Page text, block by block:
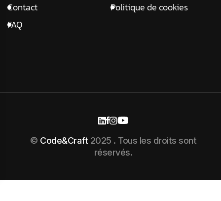
Contact
FAQ
Politique de cookies
© Code&Craft 2025 . Tous les droits sont
réservés.